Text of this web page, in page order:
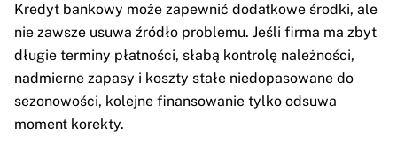
Kredyt bankowy może zapewnić dodatkowe środki, ale
nie zawsze usuwa źródło problemu. Jeśli firma ma zbyt
długie terminy płatności, słabą kontrolę należności,
nadmierne zapasy i koszty stałe niedopasowane do
sezonowości, kolejne finansowanie tylko odsuwa
moment korekty.